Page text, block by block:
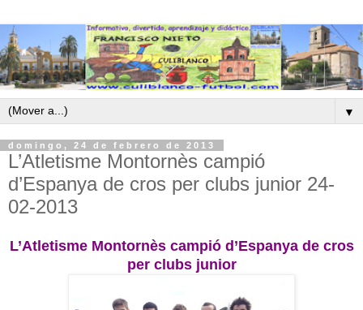
▼
domingo, 24 de febrero de 2013
L’Atletisme Montornès campió
d’Espanya de cros per clubs junior 24-
02-2013
L’Atletisme Montornès campió d’Espanya de cros
per clubs junior